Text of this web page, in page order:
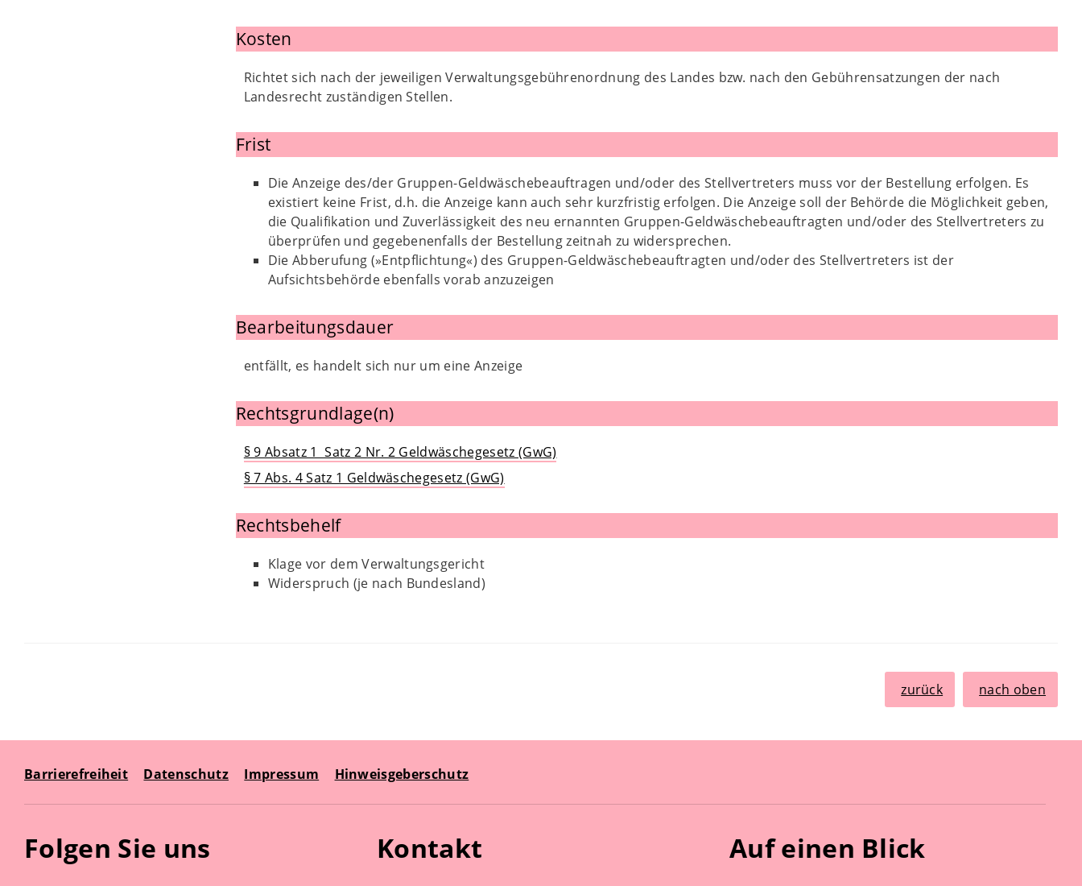
Kosten
Richtet sich nach der jeweiligen Verwaltungsgebührenordnung des Landes bzw. nach den Gebührensatzungen der nach
Landesrecht zuständigen Stellen.
Frist
Die Anzeige des/der Gruppen-Geldwäschebeauftragen und/oder des Stellvertreters muss vor der Bestellung erfolgen. Es
existiert keine Frist, d.h. die Anzeige kann auch sehr kurzfristig erfolgen. Die Anzeige soll der Behörde die Möglichkeit geben,
die Qualifikation und Zuverlässigkeit des neu ernannten Gruppen-Geldwäschebeauftragten und/oder des Stellvertreters zu
überprüfen und gegebenenfalls der Bestellung zeitnah zu widersprechen.
Die Abberufung (»Entpflichtung«) des Gruppen-Geldwäschebeauftragten und/oder des Stellvertreters ist der
Aufsichtsbehörde ebenfalls vorab anzuzeigen
Bearbeitungsdauer
entfällt, es handelt sich nur um eine Anzeige
Rechtsgrundlage(n)
§ 9 Absatz 1 Satz 2 Nr. 2 Geldwäschegesetz (GwG)
§ 7 Abs. 4 Satz 1 Geldwäschegesetz (GwG)
Rechtsbehelf
Klage vor dem Verwaltungsgericht
Widerspruch (je nach Bundesland)
zurück nach oben
Barrierefreiheit Datenschutz Impressum Hinweisgeberschutz
Folgen Sie uns Kontakt Auf einen Blick